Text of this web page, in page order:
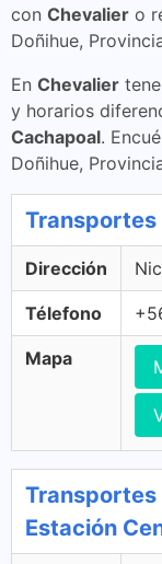
con Chevalier o
Doñihue,
En Chevalier
y horarios
Cachapoal.
Doñihue,
Transportes
Dirección
Télefono
Mapa
Transportes
Estación